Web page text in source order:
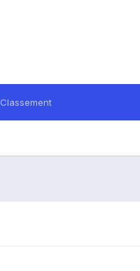
Classement